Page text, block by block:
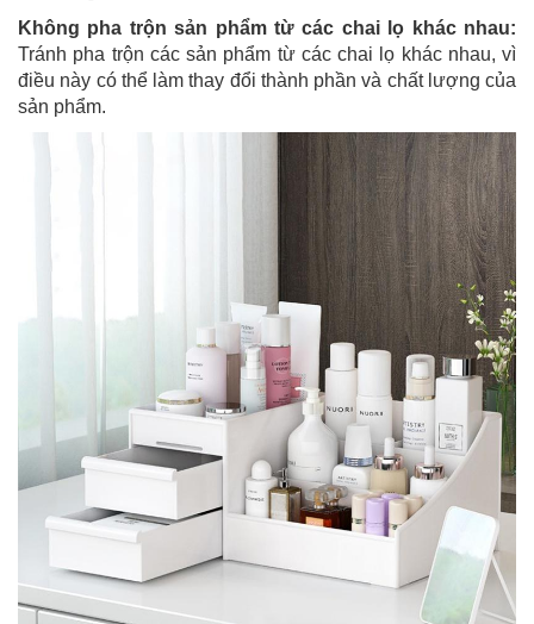
Không pha trộn sản phẩm từ các chai lọ khác nhau:
Tránh pha trộn các sản phẩm từ các chai lọ khác nhau, vì
điều này có thể làm thay đổi thành phần và chất lượng của
sản phẩm.